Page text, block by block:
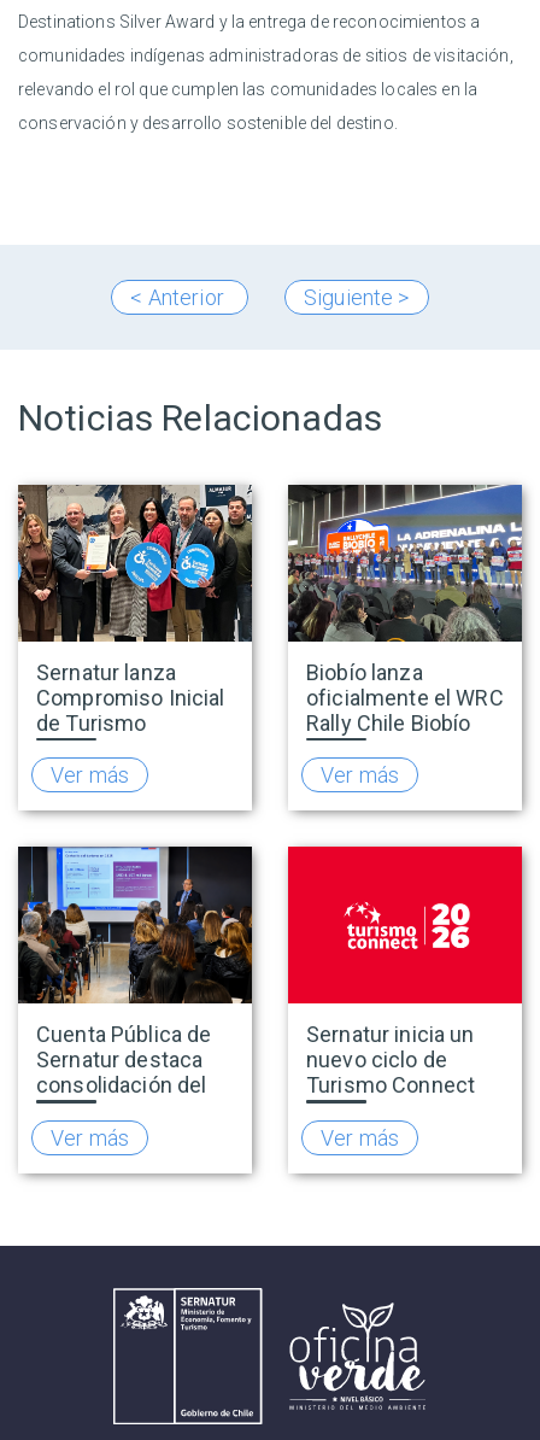
Destinations Silver Award y la entrega de reconocimientos a
comunidades indígenas administradoras de sitios de visitación,
relevando el rol que cumplen las comunidades locales en la
conservación y desarrollo sostenible del destino.
< Anterior Siguiente >
Noticias Relacionadas
Sernatur lanza
Compromiso Inicial
de Turismo
Accesible para
promover una
oferta turística más
inclusiva
Ver más
Biobío lanza
oficialmente el WRC
Rally Chile Biobío
2026 con 141
empresas
adheridas al Sello
Rally
Ver más
Cuenta Pública de
Sernatur destaca
consolidación del
turismo en 2025 y
presenta hoja de
ruta para fortalecer
la competitividad
Ver más
Sernatur inicia un
nuevo ciclo de
Turismo Connect
para fortalecer la
inteligencia de
mercado de la
industria turística
Ver más